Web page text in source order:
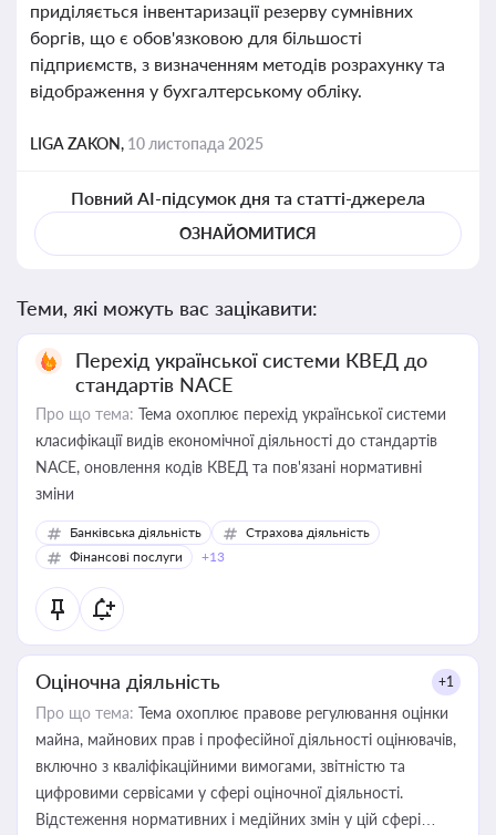
приділяється інвентаризації резерву сумнівних
боргів, що є обов'язковою для більшості
підприємств, з визначенням методів розрахунку та
відображення у бухгалтерському обліку.
LIGA ZAKON, 10 листопада 2025
Повний AI-підсумок дня та статті-джерела
ОЗНАЙОМИТИСЯ
Теми, які можуть вас зацікавити:
Перехід української системи КВЕД до
стандартів NACE
Про що тема: Тема охоплює перехід української системи
класифікації видів економічної діяльності до стандартів
NACE, оновлення кодів КВЕД та пов'язані нормативні
зміни
Банківська діяльність
Страхова діяльність
Фінансові послуги
+13
Оціночна діяльність +1
Про що тема: Тема охоплює правове регулювання оцінки
майна, майнових прав і професійної діяльності оцінювачів,
включно з кваліфікаційними вимогами, звітністю та
цифровими сервісами у сфері оціночної діяльності.
Відстеження нормативних і медійних змін у цій сфері